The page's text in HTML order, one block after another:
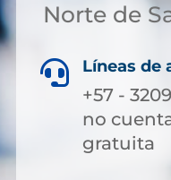
Norte de
 Líneas de
+57 -
no
gratuita